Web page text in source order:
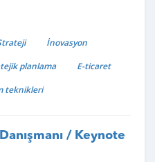
İnovasyon
planlama
E-ticaret
teknikleri
/ Keynote